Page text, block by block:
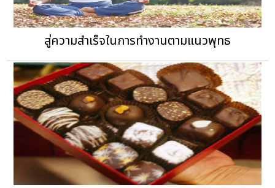
สู่ความสำเร็จในการทำงานตามแนวพุทธ